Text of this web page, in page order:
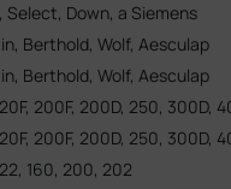
Select, Down, a Siemens
Berthold, Wolf, Aesculap
Berthold, Wolf, Aesculap
200F, 200D, 250, 300D,
200F, 200D, 250, 300D,
160, 200, 202